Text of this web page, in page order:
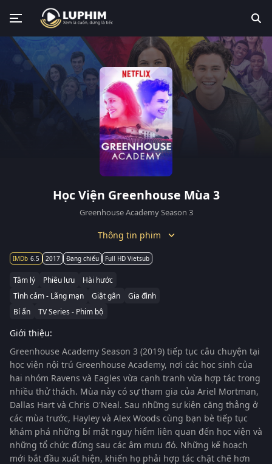
Học Viện Greenhouse Mùa 3
Greenhouse Academy Season 3
Thông tin phim
6.5 2017 Đang chiếu Full HD Vietsub
Tâm lý Phiêu lưu
Hài hước
Tình cảm - Lãng mạn
Giật gân
Gia đình
Bí ẩn
TV Series - Phim bộ
Giới thiệu:
Greenhouse Academy Season 3 (2019) tiếp tục câu chuyện tại
học viện nội trú Greenhouse Academy, nơi các học sinh của
hai nhóm Ravens và Eagles vừa cạnh tranh vừa hợp tác trong
nhiều thử thách. Mùa này có sự tham gia của Ariel Mortman,
Dallas Hart và Chris O'Neal. Sau những sự kiện căng thẳng ở
các mùa trước, Hayley và Alex Woods cùng bạn bè tiếp tục
khám phá những bí mật nguy hiểm liên quan đến học viện và
những tổ chức đứng sau các âm mưu đó. Những kế hoạch
mới bắt đầu xuất hiện, khiến họ phải hợp tác chặt chẽ hơn